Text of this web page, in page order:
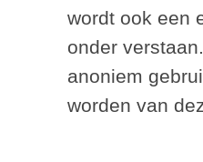
wordt ook een
onder
anoniem
worden van